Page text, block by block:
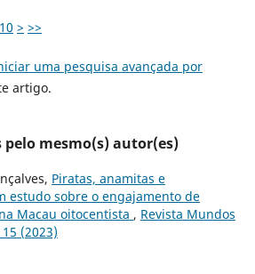
10 > >>
uma pesquisa avançada por
artigo.
mesmo(s) autor(es)
Piratas, anamitas e
estudo sobre o engajamento de
Macau oitocentista , Revista Mundos
(2023)